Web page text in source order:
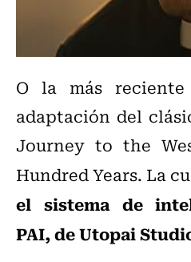
O la más
adaptación del
Journey to the
Hundred Years. La
el sistema de
PAI, de Utopai